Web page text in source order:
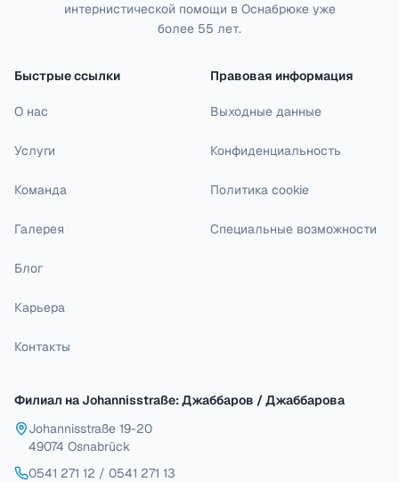
интернистической помощи в Оснабрюке уже
более 55 лет.
Быстрые ссылки
О нас
Услуги
Команда
Галерея
Блог
Карьера
Контакты
Правовая информация
Выходные данные
Конфиденциальность
Политика cookie
Специальные возможности
Филиал на Johannisstraße: Джаббаров / Джаббарова
Johannisstraße 19-20
49074 Osnabrück
0541 271 12 / 0541 271 13